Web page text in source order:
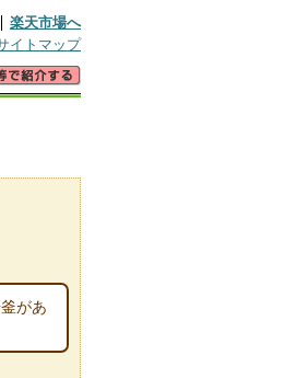
楽天市場へ
イトマップ
があ